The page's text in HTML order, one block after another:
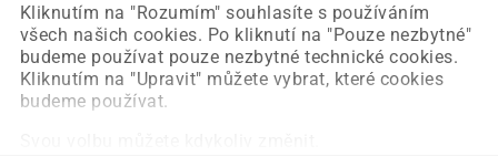
Kliknutím na "Rozumím" souhlasíte s používáním
všech našich cookies. Po kliknutí na "Pouze nezbytné"
budeme používat pouze nezbytné technické cookies.
Kliknutím na "Upravit" můžete vybrat, které cookies
budeme používat.
Obnovit stránku Úvodní strana